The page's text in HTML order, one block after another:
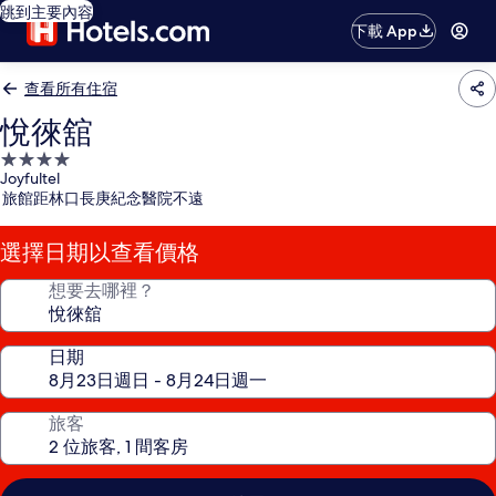
跳到主要內容
下載 App
查看所有住宿
悅徠舘
4.0
星
級
住
宿
Joyfultel
旅館距林口長庚紀念醫院不遠
選擇日期以查看價格
想要去哪裡？
日期
旅客